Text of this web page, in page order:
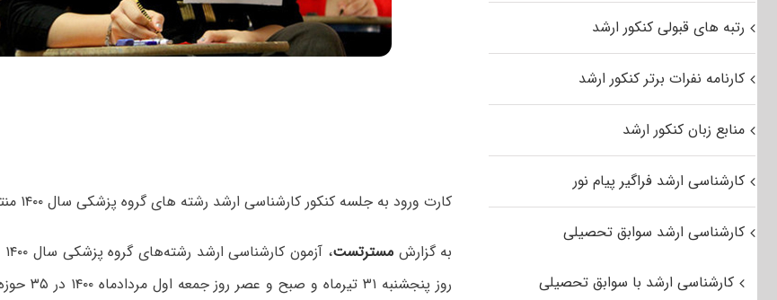
کارت ورود به جلسه کنکور کارشناسی ارشد رشته ھای گروه پزشکی سال ۱۴۰۰ منتشر شد.
به گزارشمسترتست
رتبه های قبولی کنکور ارشد
کارنامه نفرات برتر کنکور ارشد
منابع زبان کنکور ارشد
کارشناسی ارشد فراگیر پیام نور
کارشناسی ارشد سوابق تحصیلی
کارشناسی ارشد با سوابق تحصیلی